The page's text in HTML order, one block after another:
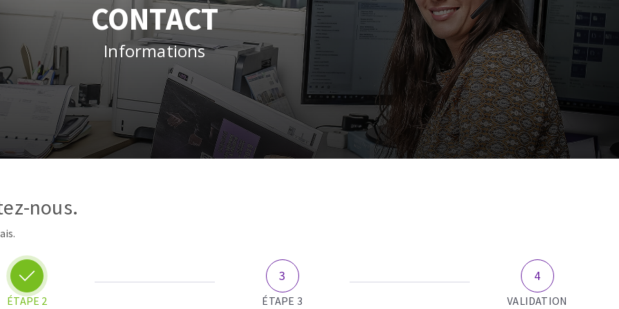
Système auto-nivelant à vis
Système auto-nivelant à cale
Pose des joints
ABRASIFS APPLIQUÉS
CONTACT
Informations
nous.
ÉTAPE 2 ÉTAPE 3 VALIDATION